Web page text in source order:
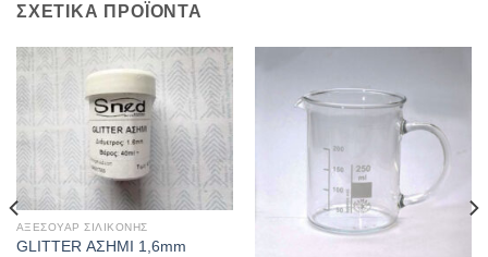
ΣΧΕΤΙΚΆ ΠΡΟΪΌΝΤΑ
ΑΞΕΣΟΥΑΡ ΣΙΛΙΚΟΝΗΣ
GLITTER ΑΣΗΜΙ 1,6mm